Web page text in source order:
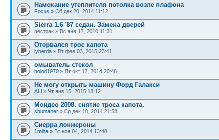
Намокание утеплителя потолка возле плафона
Focus » Сб дек 20, 2014 11:12
Sierra 1.6 '87 седан. Замена дверей
пестрак » Вс янв 17, 2010 11:31
Оторвался трос капота
lyberda » Вт фев 03, 2015 23:41
омыватель стекол
holod1970 » Пт окт 17, 2014 20:48
Не могу открыть машину Форд Галакси
ALI » Чт янв 15, 2015 18:12
Мондео 2008. снятие троса капота.
shumaher » Ср дек 10, 2014 21:58
Сиерра лонжероны
1miha » Вт ноя 04, 2014 13:48